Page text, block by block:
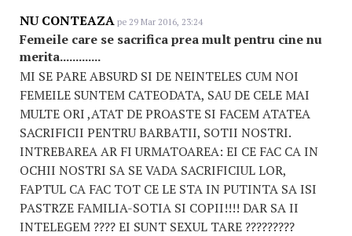
NU CONTEAZA pe 29 Mar 2016, 23:24
Femeile care se sacrifica prea mult pentru cine nu
merita.............
MI SE PARE ABSURD SI DE NEINTELES CUM NOI
FEMEILE SUNTEM CATEODATA, SAU DE CELE MAI
MULTE ORI ,ATAT DE PROASTE SI FACEM ATATEA
SACRIFICII PENTRU BARBATII, SOTII NOSTRI.
INTREBAREA AR FI URMATOAREA: EI CE FAC CA IN
OCHII NOSTRI SA SE VADA SACRIFICIUL LOR,
FAPTUL CA FAC TOT CE LE STA IN PUTINTA SA ISI
PASTRZE FAMILIA-SOTIA SI COPII!!!! DAR SA II
INTELEGEM ???? EI SUNT SEXUL TARE ?????????